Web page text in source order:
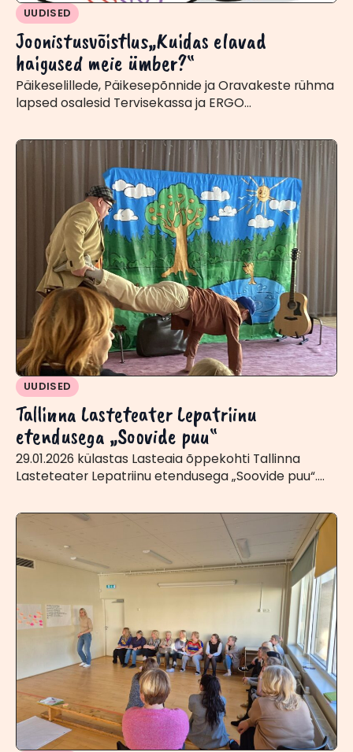
Joonistusvõistlus„Kuidas elavad
haigused meie ümber?“
UUDISED
Päikeselillede, Päikesepõnnide ja Oravakeste rühma
lapsed osalesid Tervisekassa ja ERGO…
Tallinna Lasteteater Lepatriinu
etendusega „Soovide puu“
UUDISED
29.01.2026 külastas Lasteaia õppekohti Tallinna
Lasteteater Lepatriinu etendusega „Soovide puu“.…